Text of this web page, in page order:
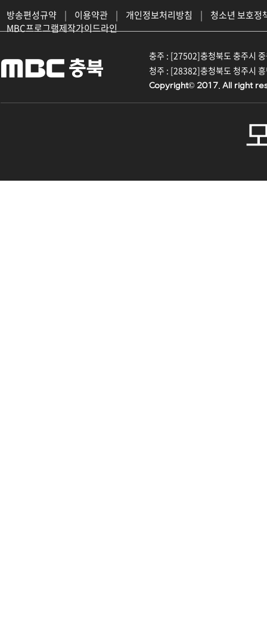
방송편성규약 | 이용약관 | 개인정보처리방침 |
청소년 보호정
MBC프로그램제작가이드라인
충주 : [27502]충청북도 충주시
청주 : [28382]충청북도 청주시
Copyright© 2017. All right